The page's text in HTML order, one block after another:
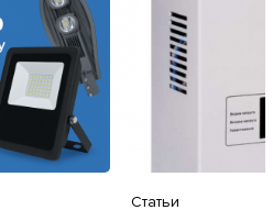
Статьи